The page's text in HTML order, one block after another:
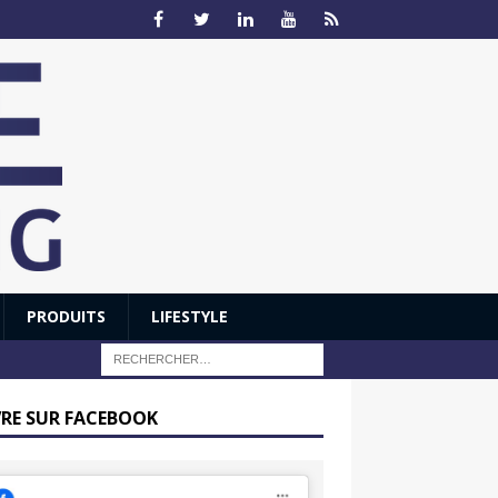
PRODUITS LIFESTYLE
SUR FACEBOOK